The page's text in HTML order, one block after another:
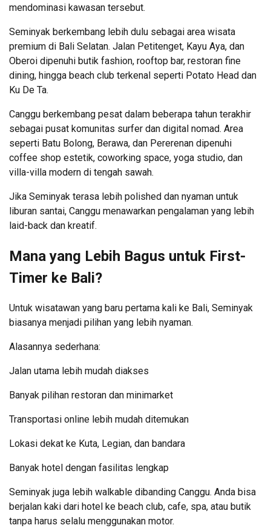
mendominasi kawasan tersebut.
Seminyak berkembang lebih dulu sebagai area wisata
premium di Bali Selatan. Jalan Petitenget, Kayu Aya, dan
Oberoi dipenuhi butik fashion, rooftop bar, restoran fine
dining, hingga beach club terkenal seperti Potato Head dan
Ku De Ta.
Canggu berkembang pesat dalam beberapa tahun terakhir
sebagai pusat komunitas surfer dan digital nomad. Area
seperti Batu Bolong, Berawa, dan Pererenan dipenuhi
coffee shop estetik, coworking space, yoga studio, dan
villa-villa modern di tengah sawah.
Jika Seminyak terasa lebih polished dan nyaman untuk
liburan santai, Canggu menawarkan pengalaman yang lebih
laid-back dan kreatif.
Mana yang Lebih Bagus untuk First-
Timer ke Bali?
Untuk wisatawan yang baru pertama kali ke Bali, Seminyak
biasanya menjadi pilihan yang lebih nyaman.
Alasannya sederhana:
Jalan utama lebih mudah diakses
Banyak pilihan restoran dan minimarket
Transportasi online lebih mudah ditemukan
Lokasi dekat ke Kuta, Legian, dan bandara
Banyak hotel dengan fasilitas lengkap
Seminyak juga lebih walkable dibanding Canggu. Anda bisa
berjalan kaki dari hotel ke beach club, cafe, spa, atau butik
tanpa harus selalu menggunakan motor.